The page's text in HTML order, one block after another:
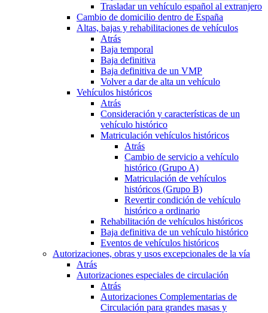
Trasladar un vehículo español al extranjero
Cambio de domicilio dentro de España
Altas, bajas y rehabilitaciones de vehículos
Atrás
Baja temporal
Baja definitiva
Baja definitiva de un VMP
Volver a dar de alta un vehículo
Vehículos históricos
Atrás
Consideración y características de un
vehículo histórico
Matriculación vehículos históricos
Atrás
Cambio de servicio a vehículo
histórico (Grupo A)
Matriculación de vehículos
históricos (Grupo B)
Revertir condición de vehículo
histórico a ordinario
Rehabilitación de vehículos históricos
Baja definitiva de un vehículo histórico
Eventos de vehículos históricos
Autorizaciones, obras y usos excepcionales de la vía
Atrás
Autorizaciones especiales de circulación
Atrás
Autorizaciones Complementarias de
Circulación para grandes masas y